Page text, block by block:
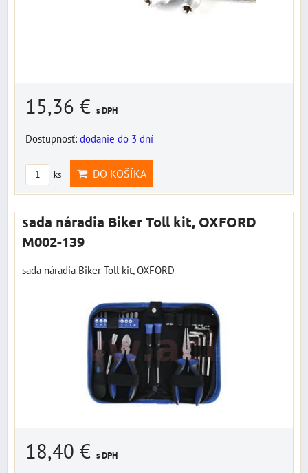
15,36 € s DPH
Dostupnosť: dodanie do 3 dní
ks DO KOŠÍKA
sada náradia Biker Toll kit, OXFORD
M002-139
sada náradia Biker Toll kit, OXFORD
18,40 € s DPH